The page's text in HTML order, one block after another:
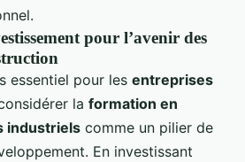
pour l’avenir des
essentiel pour les entreprises
la formation en
industriels comme un pilier de
En investissant